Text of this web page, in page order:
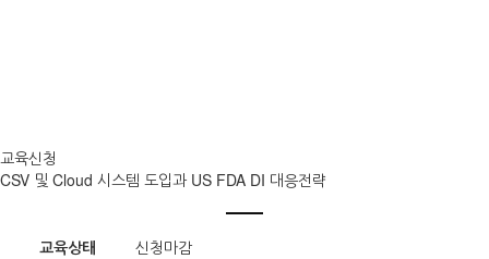
교육신청
CSV 및 Cloud 시스템 도입과 US FDA DI 대응전략
교육상태
신청마감